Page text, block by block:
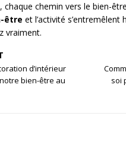
chaque chemin vers le bien-
être et l’activité
vraiment.
d’intérieur
bien-être au
soi